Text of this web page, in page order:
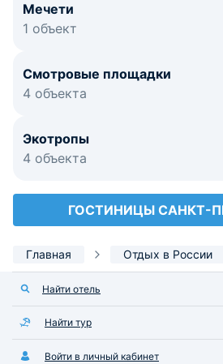
Мечети
1 объект
Смотровые площадки
4 объекта
Экотропы
4 объекта
ГОСТИНИЦЫ САНКТ-
Главная Отдых в России
Найти отель
Найти тур
Войти в личный кабинет